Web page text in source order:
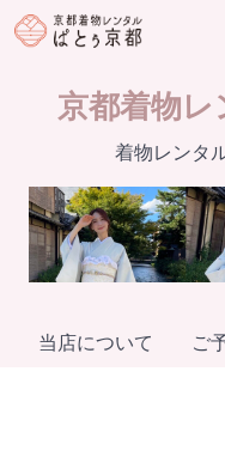
Skip
京都着物
着物レンタ
当店について ご